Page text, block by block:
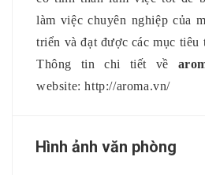
làm việc chuyên nghiệp của
triển và đạt được các mục tiêu
Thông tin chi tiết về
website:http://aroma.vn/
Hình ảnh văn phòng